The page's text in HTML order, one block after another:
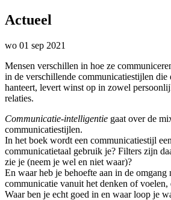
Actueel
wo 01 sep 2021
Mensen verschillen in hoe ze
in de verschillende communicatiestijlen
hanteert, levert winst op in zowel
relaties.
Communicatie-intelligentie gaat over de
communicatiestijlen.
In het boek wordt een communicatiestijl
communicatietaal gebruik je? Filters zijn
zie je (neem je wel en niet waar)?
En waar heb je behoefte aan in de omgang
communicatie vanuit het denken of voelen,
Waar ben je echt goed in en waar loop je